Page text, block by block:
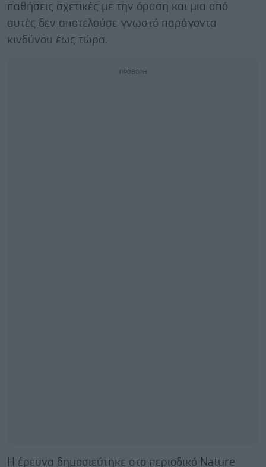
παθήσεις σχετικές με την όραση και μια από
αυτές δεν αποτελούσε γνωστό παράγοντα
κινδύνου έως τώρα.
Η έρευνα δημοσιεύτηκε στο περιοδικό Nature